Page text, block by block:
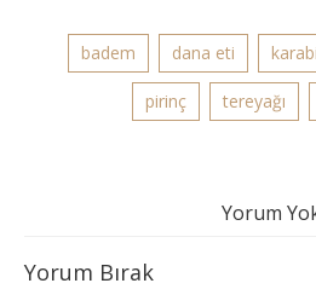
badem dana eti
pirinç tereyağı
Yorum
Yorum Bırak